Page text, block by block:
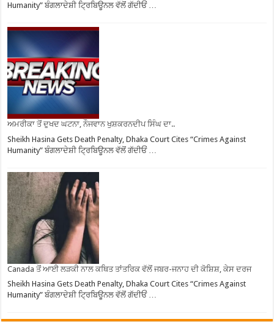
Humanity” ਬੰਗਲਾਦੇਸ਼ੀ ਟ੍ਰਿਬਿਊਨਲ ਵੱਲੋਂ ਗੱਦੀਓਂ …
ਅਮਰੀਕਾ ਤੋਂ ਦੁਖਦ ਘਟਨਾ, ਨੌਜਵਾਨ ਖੁਸ਼ਕਰਨਦੀਪ ਸਿੰਘ ਦਾ..
Sheikh Hasina Gets Death Penalty, Dhaka Court Cites “Crimes Against
Humanity” ਬੰਗਲਾਦੇਸ਼ੀ ਟ੍ਰਿਬਿਊਨਲ ਵੱਲੋਂ ਗੱਦੀਓਂ …
Canada ਤੋਂ ਆਈ ਲੜਕੀ ਨਾਲ ਕਥਿਤ ਤਾਂਤਰਿਕ ਵੱਲੋਂ ਜਬਰ-ਜਨਾਹ ਦੀ ਕੋਸ਼ਿਸ਼, ਕੇਸ ਦਰਜ
Sheikh Hasina Gets Death Penalty, Dhaka Court Cites “Crimes Against
Humanity” ਬੰਗਲਾਦੇਸ਼ੀ ਟ੍ਰਿਬਿਊਨਲ ਵੱਲੋਂ ਗੱਦੀਓਂ …